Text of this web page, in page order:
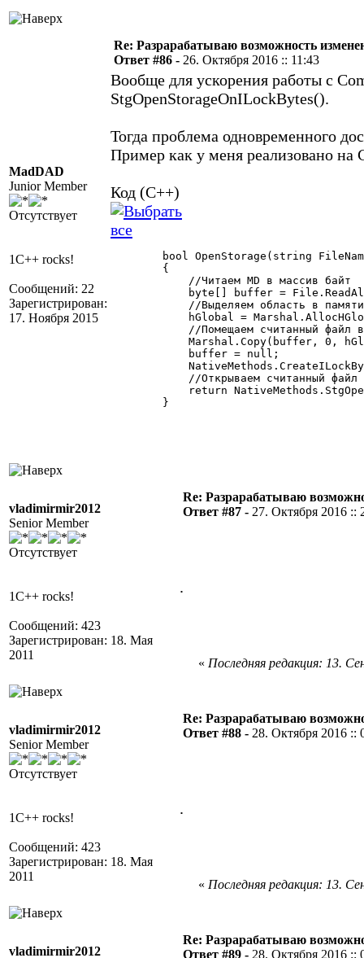
MadDAD
Junior Member
Отсутствует
1C++ rocks!
Сообщений: 22
Зарегистрирован:
17. Ноября 2015
Re: Разрарабатываю возможность
Ответ #86 - 26. Октября 2016 :: 11:43
Вообще для ускорения работы с
StgOpenStorageOnILockBytes().
Тогда проблема одновременного
Пример как у меня реализовано на
Код (C++)
bool OpenStorage(string
{
//Читаем MD в массив байт
byte[] buffer =
//Выделяем область в памяти
hGlobal =
//Помещаем считанный файл в
Marshal.Copy(buffer, 0,
buffer = null;
//Открываем считанный файл
return
}
vladimirmir2012
Senior Member
Отсутствует
1C++ rocks!
Сообщений: 423
Зарегистрирован: 18. Мая
2011
Re: Разрарабатываю
Ответ #87 - 27. Октября 2016 ::
.
« Последняя редакция: 13.
vladimirmir2012
Senior Member
Отсутствует
1C++ rocks!
Сообщений: 423
Зарегистрирован: 18. Мая
2011
Re: Разрарабатываю
Ответ #88 - 28. Октября 2016 ::
.
« Последняя редакция: 13.
vladimirmir2012
Re: Разрарабатываю
Ответ #89 - 28. Октября 2016 ::